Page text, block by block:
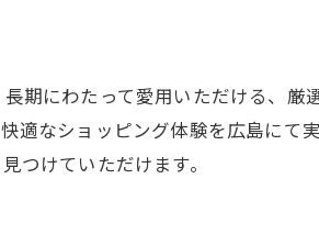
期にわたって愛用いただける、厳
適なショッピング体験を広島にて
つけていただけます。